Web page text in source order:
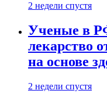
2 недели спустя
Ученые в
лекарство
на основе
2 недели спустя